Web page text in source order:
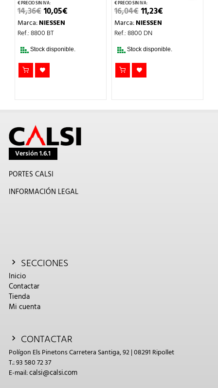
14,36€EL
PRECIO
ORIGINAL
ERA:
10,05€
Marca:NIESSEN
Ref.: 8800 BT
Stock disponible.
16,04€EL
PRECIO
ORIGINAL
ERA:
11,23€
Marca:NIESSEN
Ref.: 8800 DN
Stock disponible.
Versión 1.6.1
PORTES CALSI
INFORMACIÓN LEGAL
SECCIONES
Inicio
Contactar
Tienda
Mi cuenta
CONTACTAR
Polígon Els Pinetons Carretera Santiga, 92 | 08291 Ripollet
T.: 93 580 72 37
E-mail:calsi@calsi.com